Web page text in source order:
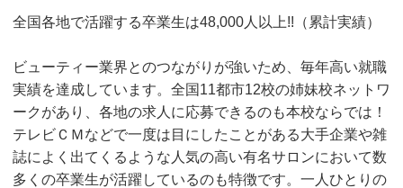
全国各地で活躍する卒業生は48,000人以上!!（累計実績）
ビューティー業界とのつながりが強いため、毎年高い就職
実績を達成しています。全国11都市12校の姉妹校ネットワ
ークがあり、各地の求人に応募できるのも本校ならでは！
テレビＣＭなどで一度は目にしたことがある大手企業や雑
誌によく出てくるような人気の高い有名サロンにおいて数
多くの卒業生が活躍しているのも特徴です。一人ひとりの